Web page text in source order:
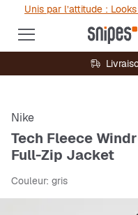
Unis par l’attitude :
Nike
Tech Fleece
Full-Zip Jacket
Couleur: gris